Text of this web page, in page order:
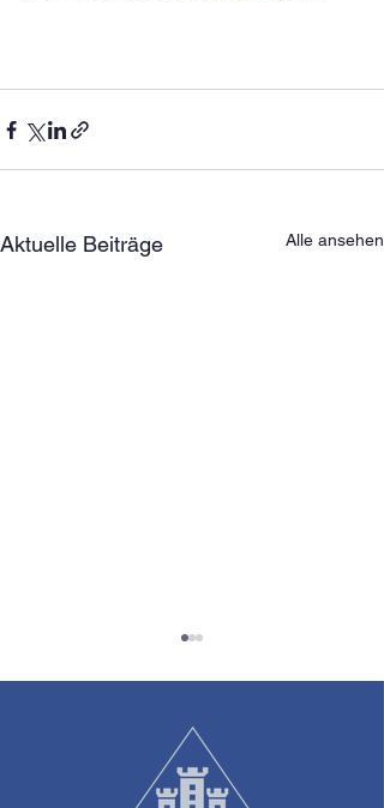
Aktuelle Beiträge Alle ansehen